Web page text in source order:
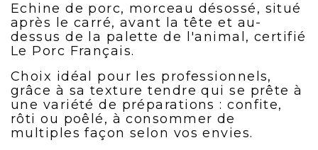
Echine de porc, morceau désossé, situé
après le carré, avant la tête et au-
dessus de la palette de l'animal, certifié
Le Porc Français.
Choix idéal pour les professionnels,
grâce à sa texture tendre qui se prête à
une variété de préparations : confite,
rôti ou poêlé, à consommer de
multiples façon selon vos envies.